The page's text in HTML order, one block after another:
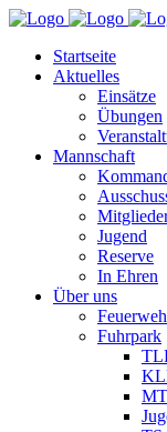
Startseite
Aktuelles
Einsätze
Übungen
Mannschaft
Jugend
Reserve
In Ehren
Über uns
Fuhrpark